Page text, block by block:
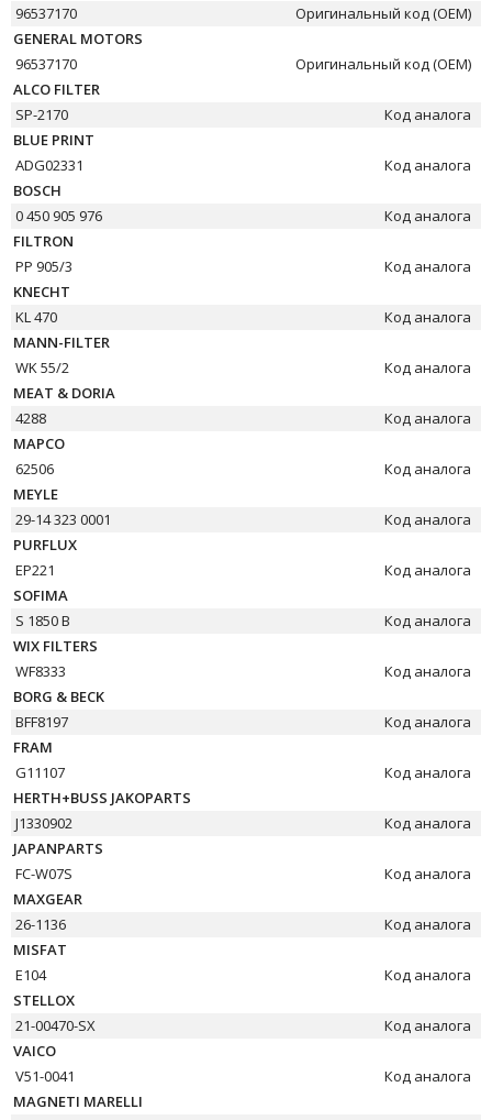
96537170
Оригинальный код (OEM)
GENERAL MOTORS
96537170
Оригинальный код (OEM)
ALCO FILTER
SP-2170
Код аналога
BLUE PRINT
ADG02331
Код аналога
BOSCH
0 450 905 976
Код аналога
FILTRON
PP 905/3
Код аналога
KNECHT
KL 470
Код аналога
MANN-FILTER
WK 55/2
Код аналога
MEAT & DORIA
4288
Код аналога
MAPCO
62506
Код аналога
MEYLE
29-14 323 0001
Код аналога
PURFLUX
EP221
Код аналога
SOFIMA
S 1850 B
Код аналога
WIX FILTERS
WF8333
Код аналога
BORG & BECK
BFF8197
Код аналога
FRAM
G11107
Код аналога
HERTH+BUSS JAKOPARTS
J1330902
Код аналога
JAPANPARTS
FC-W07S
Код аналога
MAXGEAR
26-1136
Код аналога
MISFAT
E104
Код аналога
STELLOX
21-00470-SX
Код аналога
VAICO
V51-0041
Код аналога
MAGNETI MARELLI